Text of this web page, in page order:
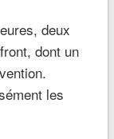
deux
dont un
les